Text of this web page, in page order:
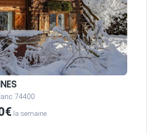
74400
la semaine